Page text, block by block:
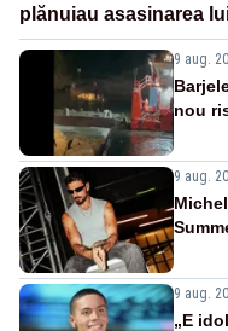
plănuiau asasinarea
9 aug.
nou
9 aug.
9 aug.
„E